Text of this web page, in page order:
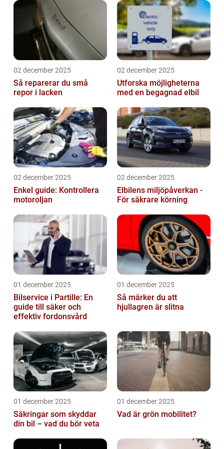
02 december 2025
Så reparerar du små
repor i lacken
02 december 2025
Utforska möjligheterna
med en begagnad elbil
02 december 2025
Enkel guide: Kontrollera
motoroljan
02 december 2025
Elbilens miljöpåverkan -
För säkrare körning
01 december 2025
Bilservice i Partille: En
guide till säker och
effektiv fordonsvård
01 december 2025
Så märker du att
hjullagren är slitna
01 december 2025
Säkringar som skyddar
din bil – vad du bör veta
01 december 2025
Vad är grön mobilitet?